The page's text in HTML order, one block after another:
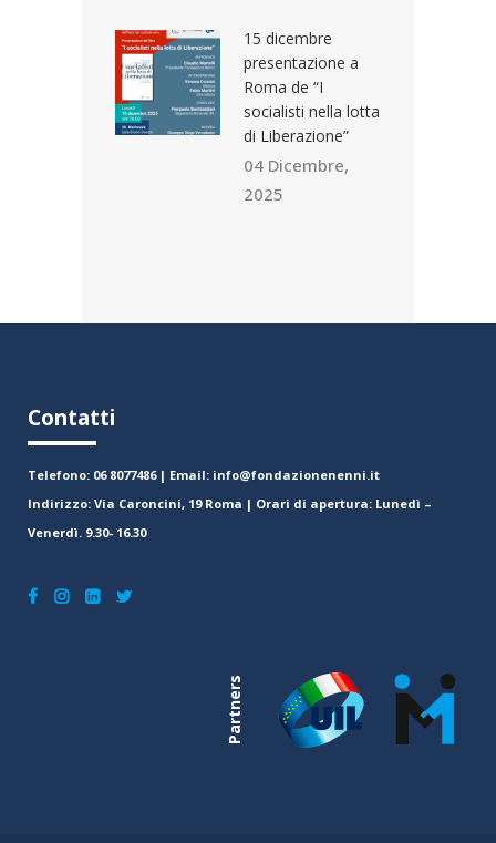
15 dicembre
presentazione a
Roma de “I
socialisti nella lotta
di Liberazione”
04 Dicembre,
2025
Contatti
Telefono: 06 8077486 | Email: info@fondazionenenni.it
Indirizzo: Via Caroncini, 19 Roma | Orari di apertura: Lunedì –
Venerdì. 9.30- 16.30
Partners